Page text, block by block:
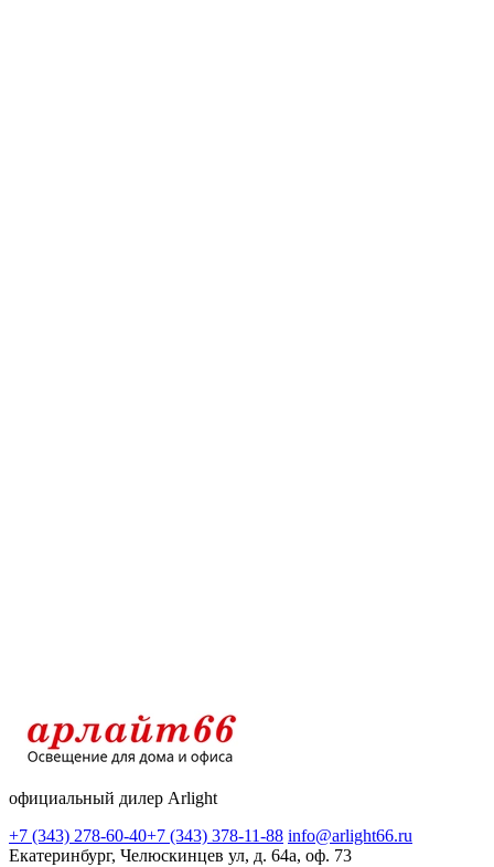
официальный дилер Arlight
+7 (343) 278-60-40+7 (343) 378-11-88 info@arlight66.ru
Екатеринбург, Челюскинцев ул, д. 64а, оф. 73